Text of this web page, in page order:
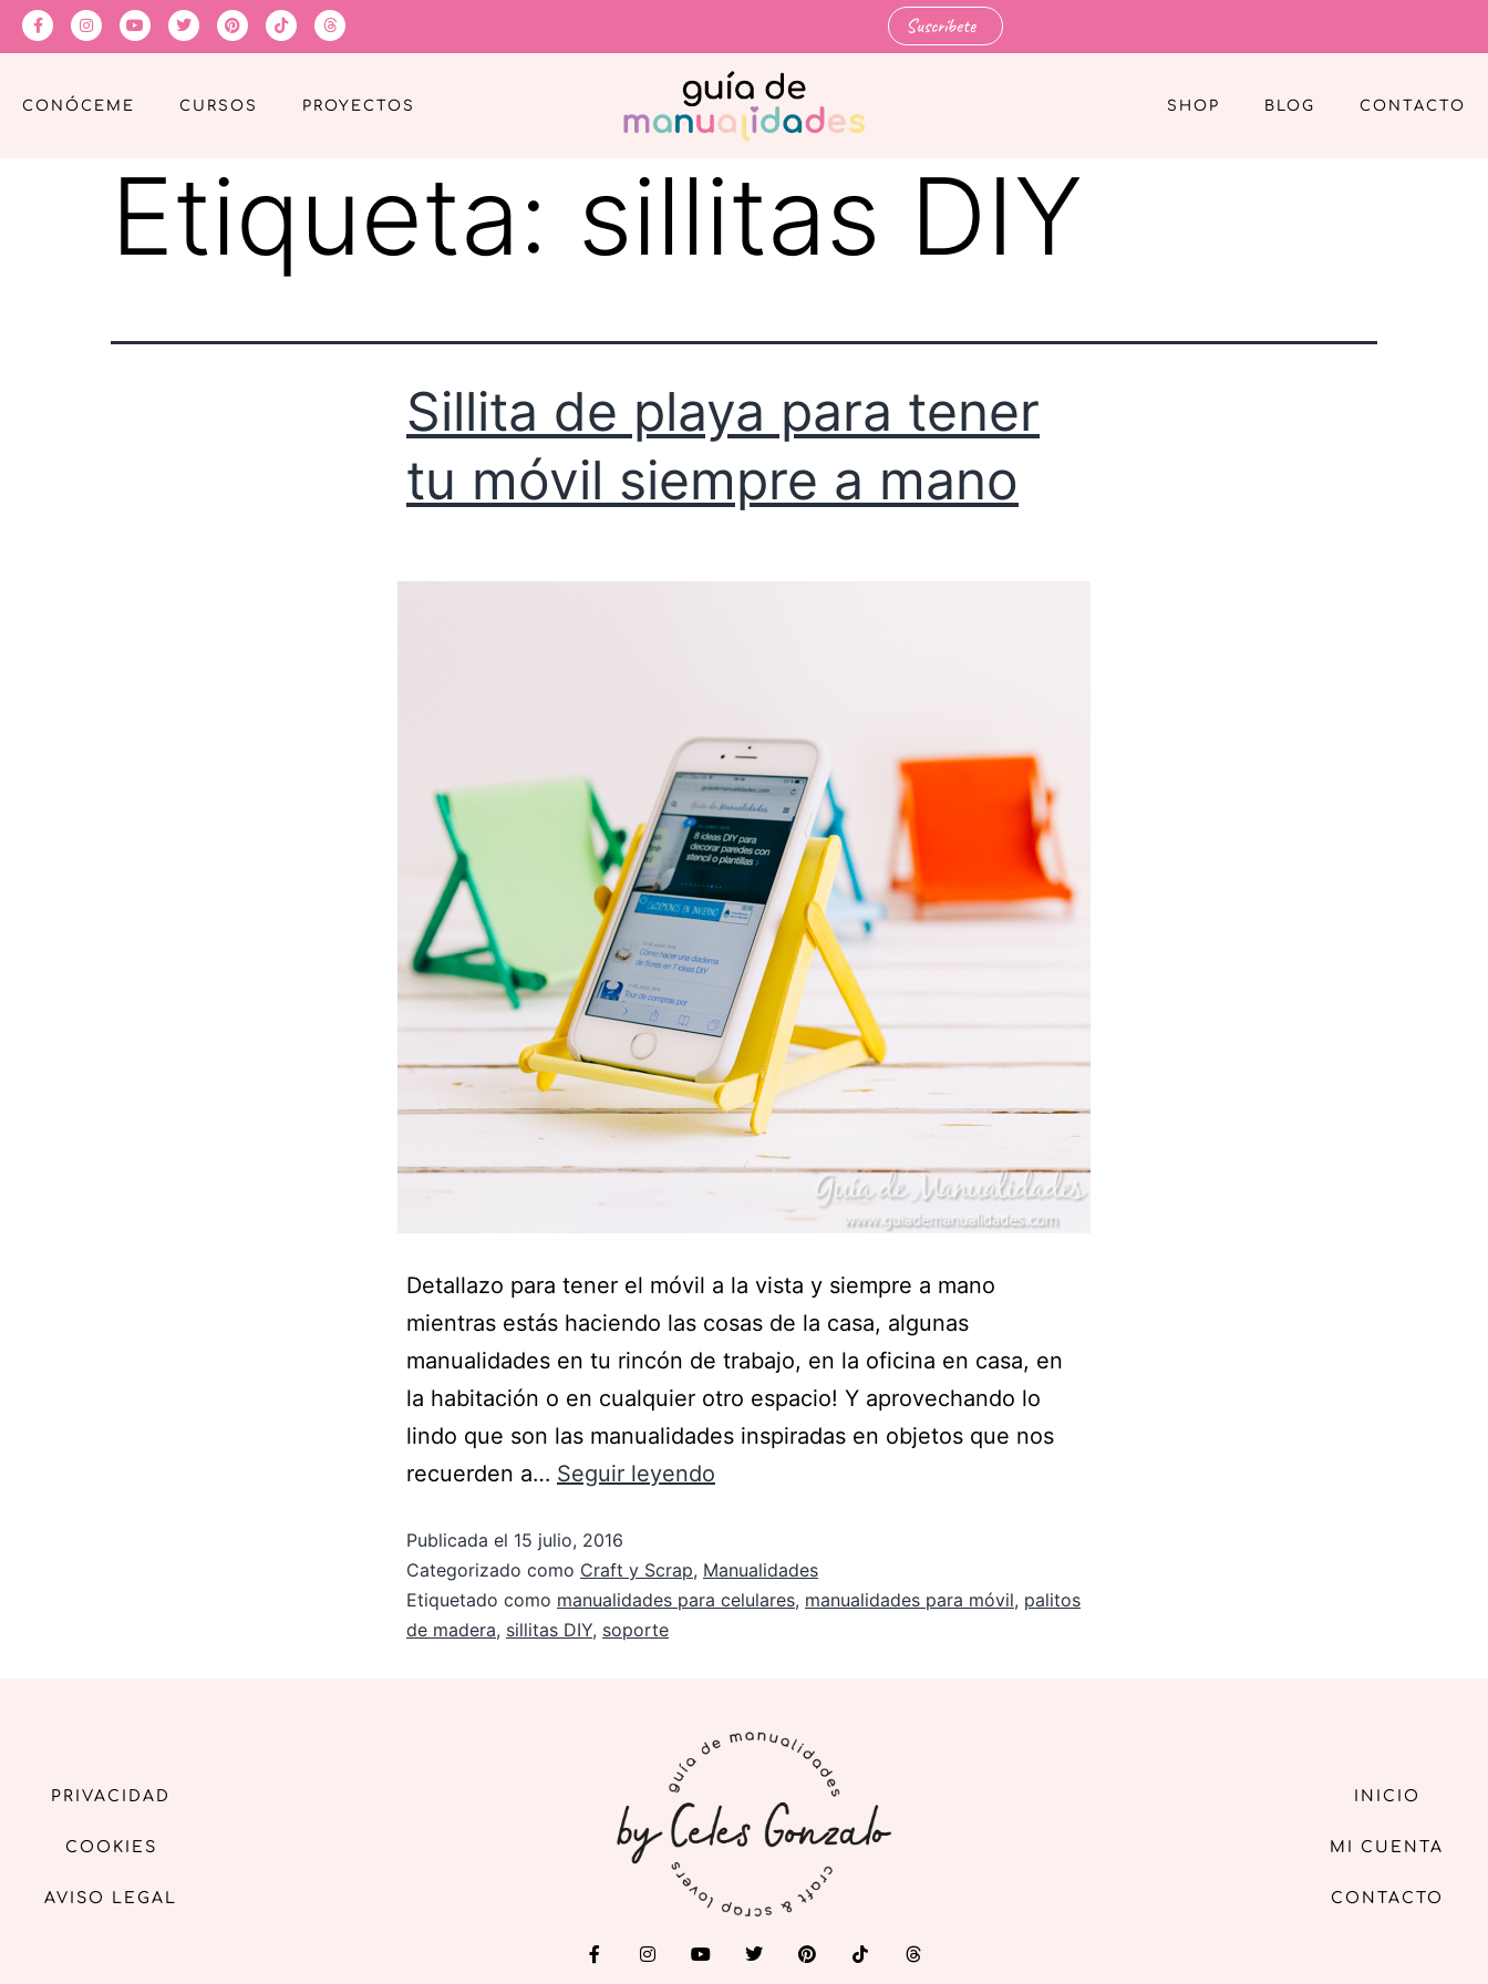
Suscríbete
CONÓCEME CURSOS PROYECTOS SHOP BLOG CONTACTO
Etiqueta: sillitas DIY
Sillita de playa para tener
tu móvil siempre a mano
Detallazo para tener el móvil a la vista y siempre a mano
mientras estás haciendo las cosas de la casa, algunas
manualidades en tu rincón de trabajo, en la oficina en casa, en
la habitación o en cualquier otro espacio! Y aprovechando lo
lindo que son las manualidades inspiradas en objetos que nos
recuerden a… Seguir leyendo
Publicada el 15 julio, 2016
Categorizado como Craft y Scrap, Manualidades
Etiquetado como manualidades para celulares, manualidades para móvil, palitos
de madera, sillitas DIY, soporte
PRIVACIDAD
COOKIES
AVISO LEGAL
INICIO
MI CUENTA
CONTACTO